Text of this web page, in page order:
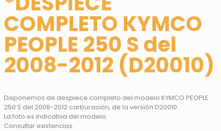
COMPLETO KYMCO
PEOPLE 250 S del
2008-2012 (D20010)
Disponemos de despiece completo del modelo KYMCO PEOPLE
250 S del 2008-2012 carburación, de la versión D20010.
La foto es indicativa del modelo.
Consultar existencias.